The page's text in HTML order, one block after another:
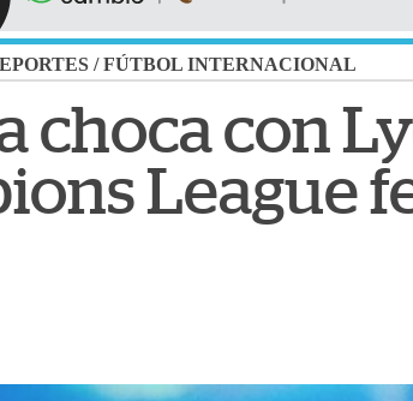
/FÚTBOL INTERNACIONAL
choca con
League